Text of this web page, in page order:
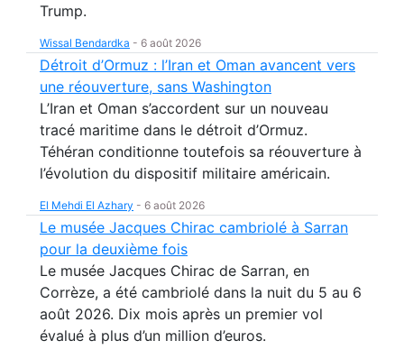
Trump.
Wissal Bendardka - 6 août 2026
Détroit d’Ormuz : l’Iran et Oman avancent vers
une réouverture, sans Washington
L’Iran et Oman s’accordent sur un nouveau
tracé maritime dans le détroit d’Ormuz.
Téhéran conditionne toutefois sa réouverture à
l’évolution du dispositif militaire américain.
El Mehdi El Azhary - 6 août 2026
Le musée Jacques Chirac cambriolé à Sarran
pour la deuxième fois
Le musée Jacques Chirac de Sarran, en
Corrèze, a été cambriolé dans la nuit du 5 au 6
août 2026. Dix mois après un premier vol
évalué à plus d’un million d’euros.